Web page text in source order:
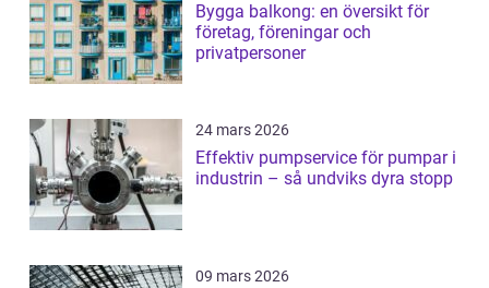
Bygga balkong: en översikt för
företag, föreningar och
privatpersoner
24 mars 2026
Effektiv pumpservice för pumpar i
industrin – så undviks dyra stopp
09 mars 2026